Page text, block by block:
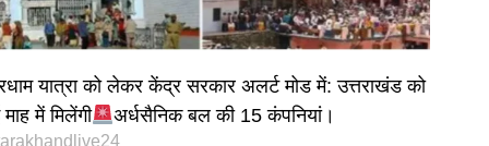
यात्रा को लेकर केंद्र सरकार अलर्ट मोड में: उत्तराखंड को
में मिलेंगी
अर्धसैनिक बल की 15 कंपनियां।